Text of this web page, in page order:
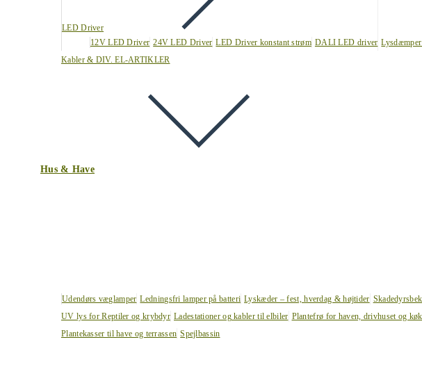
LED Driver
12V LED Driver 24V LED Driver LED Driver konstant strøm DALI LED driver
Kabler & DIV. EL-ARTIKLER
Hus & Have
Udendørs væglamper Ledningsfri lamper på batteri Lyskæder – fest, hverdag & højtider
UV lys for Reptiler og krybdyr Ladestationer og kabler til elbiler Plantefrø for haven, drivhuset og
Plantekasser til have og terrassen Spejlbassin